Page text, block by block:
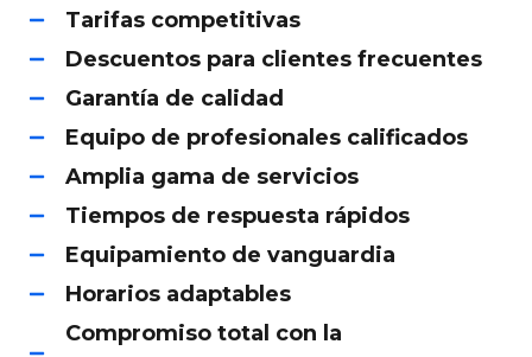
Tarifas competitivas
Descuentos para clientes frecuentes
Garantía de calidad
Equipo de profesionales calificados
Amplia gama de servicios
Tiempos de respuesta rápidos
Equipamiento de vanguardia
Horarios adaptables
Compromiso total con la